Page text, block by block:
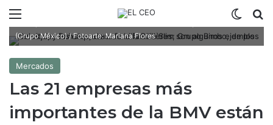
(Grupo México) / Fotoarte: Mariana Flores
Mercados
Las 21 empresas más
importantes de la BMV están